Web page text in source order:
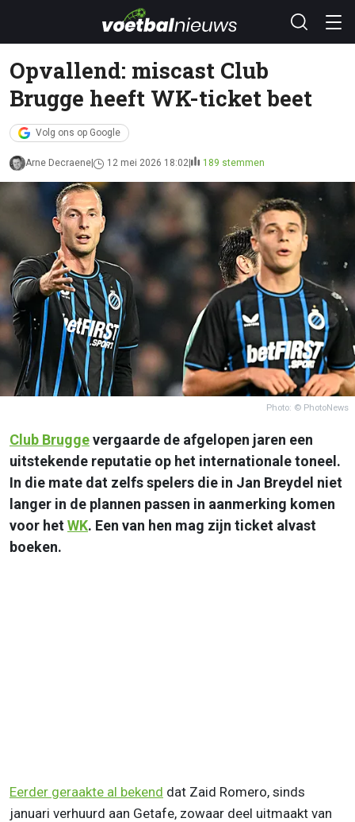
Opvallend: miscast Club
Brugge heeft WK-ticket beet
Volg ons op Google
Arne Decraene 12 mei 2026 18:02 189 stemmen
Photo: © PhotoNews
Club Bruggevergaarde de afgelopen jaren een
uitstekende reputatie op het internationale toneel.
In die mate dat zelfs spelers die in Jan Breydel niet
langer in de plannen passen in aanmerking komen
voor hetWK. Een van hen mag zijn ticket alvast
boeken.
Eerder geraakte al bekend dat Zaid Romero, sinds
januari verhuurd aan Getafe, zowaar deel uitmaakt van